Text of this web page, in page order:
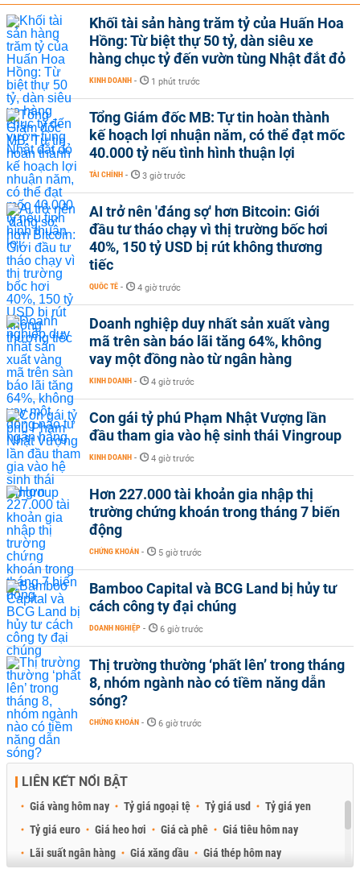
Khối tài sản hàng trăm tỷ của Huấn Hoa
Hồng: Từ biệt thự 50 tỷ, dàn siêu xe
hàng chục tỷ đến vườn tùng Nhật đắt đỏ
KINH DOANH - 1 phút trước
Tổng Giám đốc MB: Tự tin hoàn thành
kế hoạch lợi nhuận năm, có thể đạt mốc
40.000 tỷ nếu tình hình thuận lợi
TÀI CHÍNH - 3 giờ trước
AI trở nên 'đáng sợ' hơn Bitcoin: Giới
đầu tư tháo chạy vì thị trường bốc hơi
40%, 150 tỷ USD bị rút không thương
tiếc
QUỐC TẾ - 4 giờ trước
Doanh nghiệp duy nhất sản xuất vàng
mã trên sàn báo lãi tăng 64%, không
vay một đồng nào từ ngân hàng
KINH DOANH - 4 giờ trước
Con gái tỷ phú Phạm Nhật Vượng lần
đầu tham gia vào hệ sinh thái Vingroup
KINH DOANH - 4 giờ trước
Hơn 227.000 tài khoản gia nhập thị
trường chứng khoán trong tháng 7 biến
động
CHỨNG KHOÁN - 5 giờ trước
Bamboo Capital và BCG Land bị hủy tư
cách công ty đại chúng
DOANH NGHIỆP - 6 giờ trước
Thị trường thường ‘phất lên’ trong tháng
8, nhóm ngành nào có tiềm năng dẫn
sóng?
CHỨNG KHOÁN - 6 giờ trước
LIÊN KẾT NỔI BẬT
Giá vàng hôm nay Tỷ giá ngoại tệ Tỷ giá usd
Tỷ giá yen
Tỷ giá euro
Giá heo hơi Giá cà phê
Giá tiêu hôm nay
Lãi suất ngân hàng
Giá xăng dầu
Giá thép hôm nay